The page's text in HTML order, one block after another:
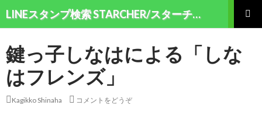
LINEスタンプ検索 STARCHER/スターチャー
鍵っ子しなはによる「しな
はフレンズ」
Kagikko Shinaha コメントをどうぞ